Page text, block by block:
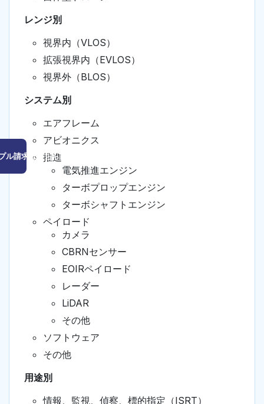
ル請求はこちら
レンジ別
視界内（VLOS）
拡張視界内（EVLOS）
視界外（BLOS）
システム別
エアフレーム
アビオニクス
推進
電気推進エンジン
ターボプロップエンジン
ターボシャフトエンジン
ペイロード
カメラ
CBRNセンサー
EOIRペイロード
レーダー
LiDAR
その他
ソフトウェア
その他
用途別
情報、監視、偵察、標的指定（ISRT）